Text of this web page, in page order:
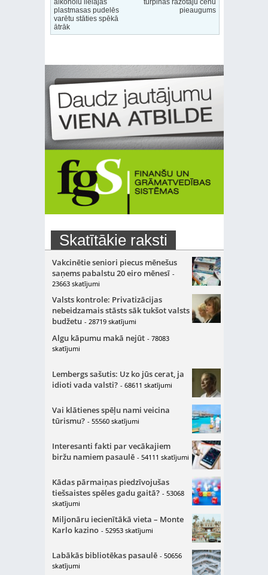
alkoholu lielajās
plastmasas pudelēs
varētu stāties spēkā
ātrāk
turpinās ražotāju cenu
pieaugums
Skatītākie raksti
Vakcinētie seniori piecus mēnešus
saņems pabalstu 20 eiro mēnesī -
23663 skatījumi
Valsts kontrole: Privatizācijas
nebeidzamais stāsts sāk tukšot valsts
budžetu - 28719 skatījumi
Algu kāpumu makā nejūt - 78083
skatījumi
Lembergs sašutis: Uz ko jūs cerat, ja
idioti vada valsti? - 68611 skatījumi
Vai klātienes spēļu nami veicina
tūrismu? - 55560 skatījumi
Interesanti fakti par vecākajiem
biržu namiem pasaulē - 54111 skatījumi
Kādas pārmaiņas piedzīvojušas
tiešsaistes spēles gadu gaitā? - 53068
skatījumi
Miljonāru iecienītākā vieta – Monte
Karlo kazino - 52953 skatījumi
Labākās bibliotēkas pasaulē - 50656
skatījumi